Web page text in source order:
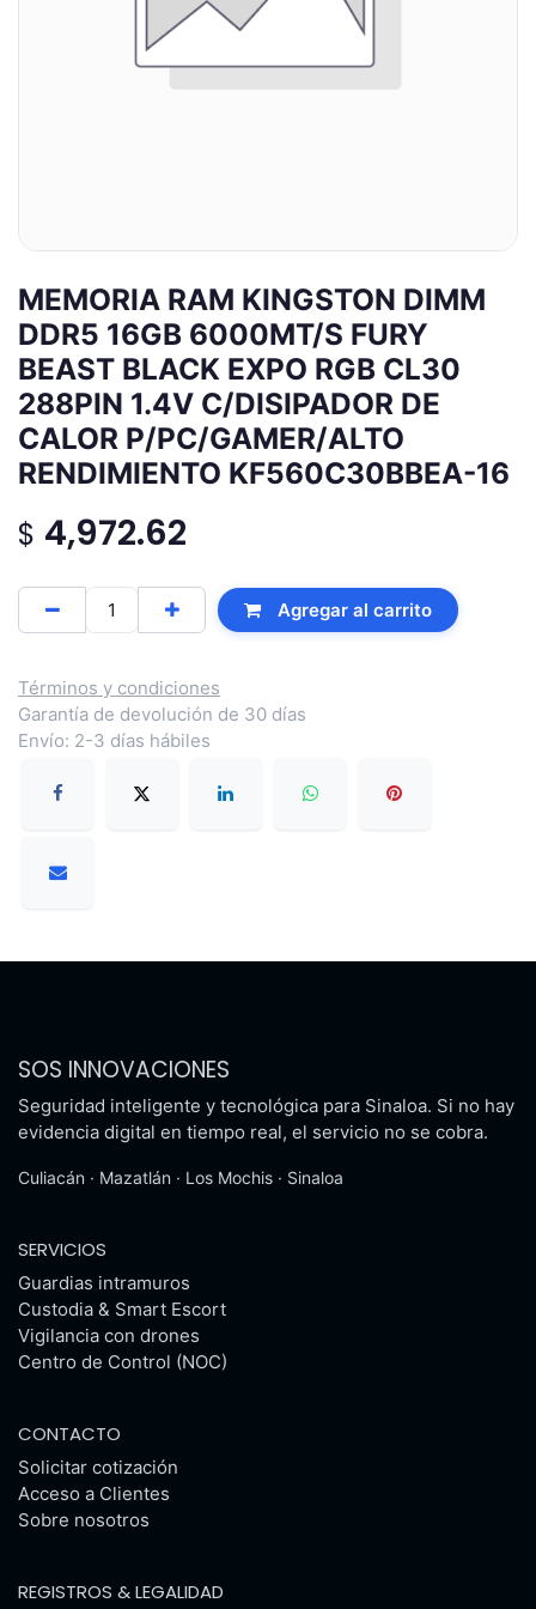
MEMORIA RAM KINGSTON DIMM
DDR5 16GB 6000MT/S FURY
BEAST BLACK EXPO RGB CL30
288PIN 1.4V C/DISIPADOR DE
CALOR P/PC/GAMER/ALTO
RENDIMIENTO KF560C30BBEA-16
$ 4,972.62
Agregar al carrito
Términos y condiciones
Garantía de devolución de 30 días
Envío: 2-3 días hábiles
SOS INNOVACIONES
Seguridad inteligente y tecnológica para Sinaloa. Si no hay
evidencia digital en tiempo real, el servicio no se cobra.
Culiacán · Mazatlán · Los Mochis · Sinaloa
SERVICIOS
Guardias intramuros
Custodia & Smart Escort
Vigilancia con drones
Centro de Control (NOC)
CONTACTO
Solicitar cotización
Acceso a Clientes
Sobre nosotros
REGISTROS & LEGALIDAD